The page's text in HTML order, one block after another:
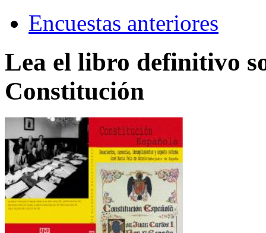
Encuestas anteriores
Lea el libro definitivo
Constitución